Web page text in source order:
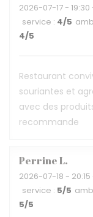
2026-07-17 -
service : 4/5
4/5
Restaurant
souriantes et
avec des
recommande
PerrineL
2026-07-18 -
service : 5/5
5/5